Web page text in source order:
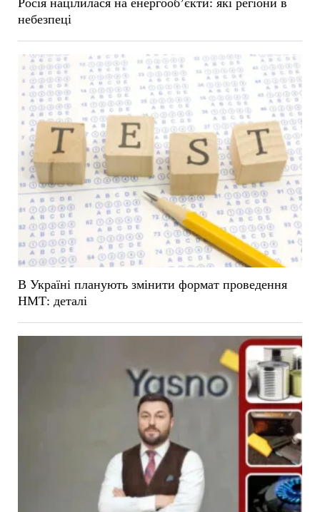
Росія націлилася на енергооб’єкти: які регіони в
небезпеці
В Україні планують змінити формат проведення
НМТ: деталі